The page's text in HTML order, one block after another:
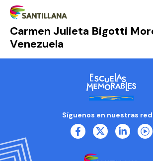
Carmen Julieta Bigotti
Venezuela
Síguenos en nuestras